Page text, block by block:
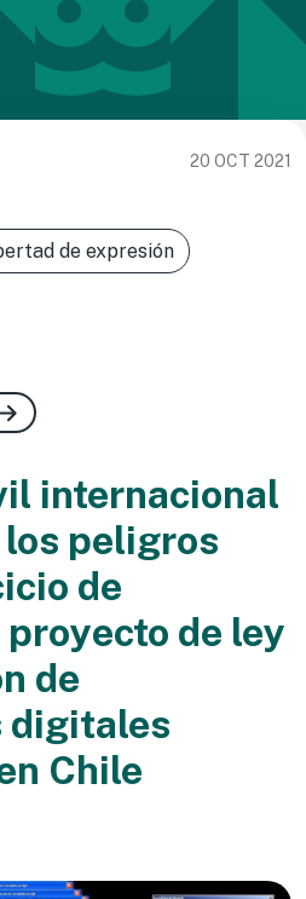
20 OCT 2021
de expresión
internacional
peligros
de
de ley
de
digitales
Chile